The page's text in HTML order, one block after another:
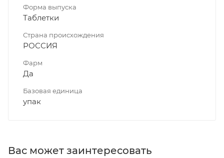
Форма выпуска
Таблетки
Страна происхождения
РОССИЯ
Фарм
Да
Базовая единица
упак
Вас может заинтересовать